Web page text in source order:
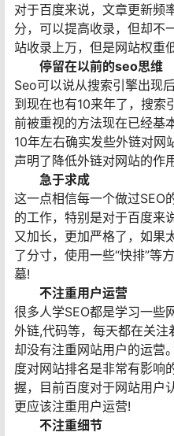
对于百度来说，文章更新频
分，可以提高收录，但却不
站收录上万，但是网站权重
停留在以前的seo思维
Seo可以说从搜索引擎出现
到现在也有10来年了，搜索
前被重视的方法现在已经基
10年左右确实发些外链对网
声明了降低外链对网站的作
急于求成
这一点相信每一个做过SEO
的工作，特别是对于百度来
又加长，更加严格了，如果
了分寸，使用一些“快排”等
墓!
不注重用户运营
很多人学SEO都是学习一些
外链,代码等，每天都在关注
却没有注重网站用户的运营
度对网站排名是非常有影响
握，目前百度对于网站用户
更应该注重用户运营!
不注重细节